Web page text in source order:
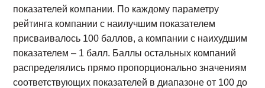
показателей компании. По каждому параметру
рейтинга компании с наилучшим показателем
присваивалось 100 баллов, а компании с наихудшим
показателем – 1 балл. Баллы остальных компаний
распределялись прямо пропорционально значениям
соответствующих показателей в диапазоне от 100 до